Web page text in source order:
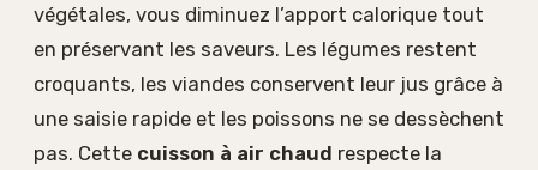
végétales, vous diminuez l’apport calorique tout
en préservant les saveurs. Les légumes restent
croquants, les viandes conservent leur jus grâce à
une saisie rapide et les poissons ne se dessèchent
pas. Cette cuisson à air chaud respecte la